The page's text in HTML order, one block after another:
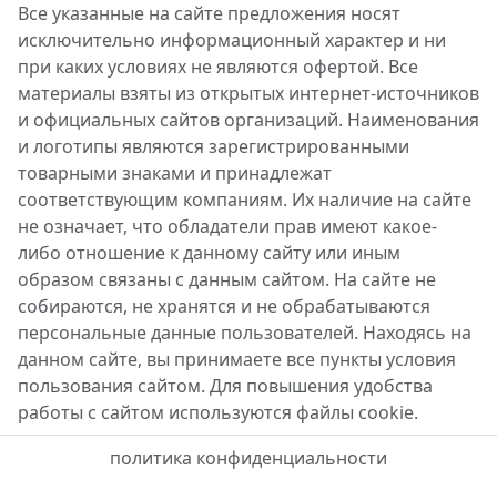
Все указанные на сайте предложения носят
исключительно информационный характер и ни
при каких условиях не являются офертой. Все
материалы взяты из открытых интернет-источников
и официальных сайтов организаций. Наименования
и логотипы являются зарегистрированными
товарными знаками и принадлежат
соответствующим компаниям. Их наличие на сайте
не означает, что обладатели прав имеют какое-
либо отношение к данному сайту или иным
образом связаны с данным сайтом. На сайте не
собираются, не хранятся и не обрабатываются
персональные данные пользователей. Находясь на
данном сайте, вы принимаете все пункты условия
пользования сайтом. Для повышения удобства
работы с сайтом используются файлы cookie.
политика конфиденциальности